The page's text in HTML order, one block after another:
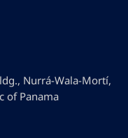
Nurrá-Wala-Mortí,
of Panama